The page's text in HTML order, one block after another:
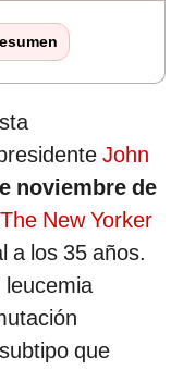
John
noviembre de
The New Yorker
a los 35 años.
leucemia
que